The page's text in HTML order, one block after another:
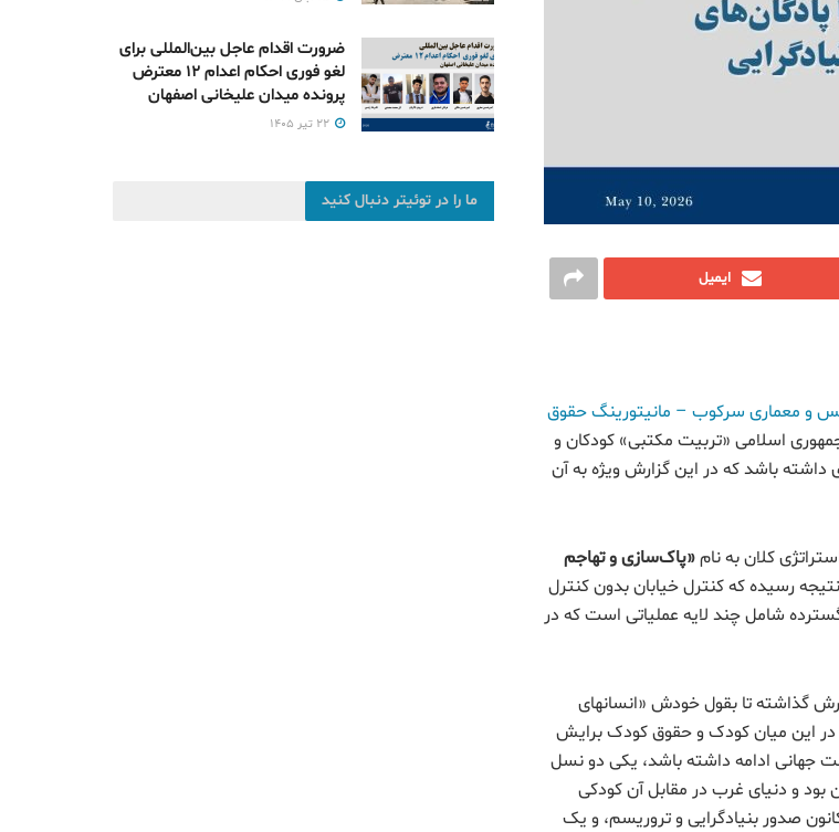
ایمیل
و معماری سرکوب – مانيتورینگ حقوق
اسلامی «تربیت مکتبی» کودکان و
داشته باشد که در این گزارش ویژه به آن
کلان به نام«پاک‌سازی و تهاجم
رسیده که کنترل خیابان بدون کنترل
شامل چند لایه عملیاتی است که در
گذاشته تا بقول خودش «انسانهای
و در این میان کودک و حقوق کودک برایش
جهانی ادامه داشته باشد، یکی دو نسل
بود و دنیای غرب در مقابل آن کودکی
صدور بنیادگرایی و تروریسم، و یک
ضرورت اقدام عاجل بین‌المللی برای
لغو فوری احکام اعدام ۱۲ معترض
پرونده میدان علیخانی اصفهان
ما را در توئیتر دنبال کنید